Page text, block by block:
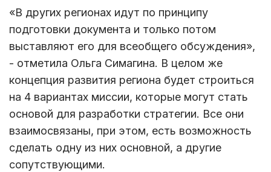
«В других регионах идут по принципу
подготовки документа и только потом
выставляют его для всеобщего обсуждения»,
- отметила Ольга Симагина. В целом же
концепция развития региона будет строиться
на 4 вариантах миссии, которые могут стать
основой для разработки стратегии. Все они
взаимосвязаны, при этом, есть возможность
сделать одну из них основной, а другие
сопутствующими.